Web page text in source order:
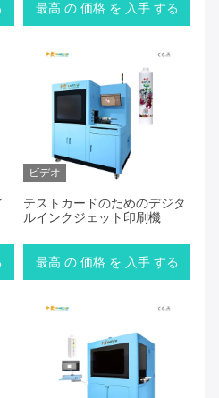
最高 の 価格 を 入手 する
ビデオ
テストカードのためのデジタ
ルインクジェット印刷機
最高 の 価格 を 入手 する